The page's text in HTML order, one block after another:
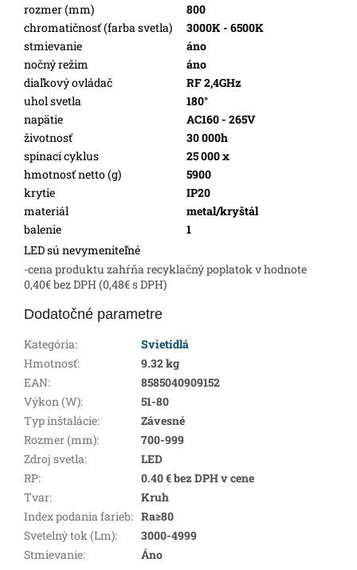
rozmer (mm)
800
chromatičnosť (farba svetla)
3000K - 6500K
stmievanie
áno
nočný režim
áno
diaľkový ovládač
RF 2,4GHz
uhol svetla
180°
napätie
AC160 - 265V
životnosť
30 000h
spínací cyklus
25 000 x
hmotnosť netto (g)
5900
krytie
IP20
materiál
metal/kryštál
balenie
1
LED sú nevymeniteľné
-cena produktu zahŕňa recyklačný poplatok v hodnote
0,40€ bez DPH (0,48€ s DPH)
Dodatočné parametre
Kategória:
Svietidlá
Hmotnosť:
9.32 kg
EAN:
8585040909152
Výkon (W):
51-80
Typ inštalácie:
Závesné
Rozmer (mm):
700-999
Zdroj svetla:
LED
RP:
0.40 € bez DPH v cene
Tvar:
Kruh
Index podania farieb: Ra≥80
Svetelný tok (Lm):
3000-4999
Stmievanie: Áno